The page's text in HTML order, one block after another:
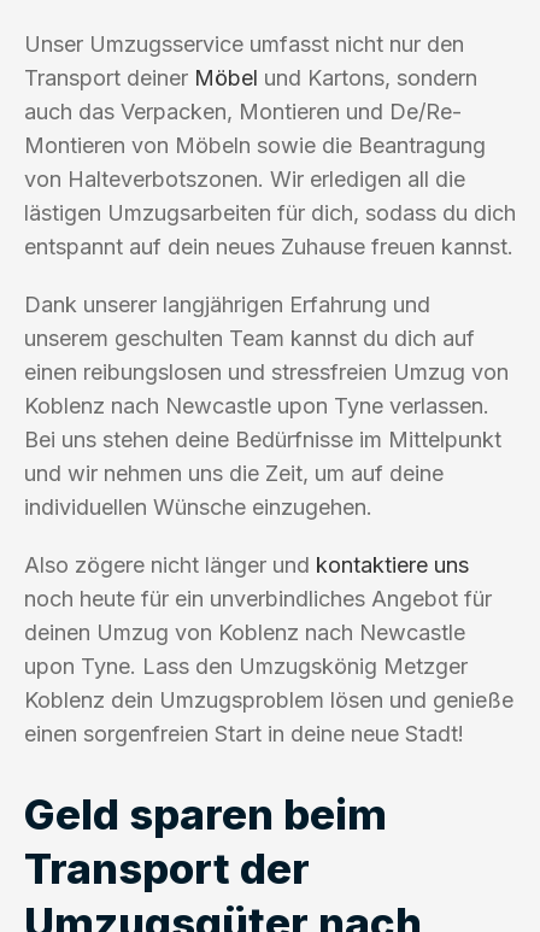
Unser Umzugsservice umfasst nicht nur den
Transport deiner Möbel und Kartons, sondern
auch das Verpacken, Montieren und De/Re-
Montieren von Möbeln sowie die Beantragung
von Halteverbotszonen. Wir erledigen all die
lästigen Umzugsarbeiten für dich, sodass du dich
entspannt auf dein neues Zuhause freuen kannst.
Dank unserer langjährigen Erfahrung und
unserem geschulten Team kannst du dich auf
einen reibungslosen und stressfreien Umzug von
Koblenz nach Newcastle upon Tyne verlassen.
Bei uns stehen deine Bedürfnisse im Mittelpunkt
und wir nehmen uns die Zeit, um auf deine
individuellen Wünsche einzugehen.
Also zögere nicht länger und kontaktiere uns
noch heute für ein unverbindliches Angebot für
deinen Umzug von Koblenz nach Newcastle
upon Tyne. Lass den Umzugskönig Metzger
Koblenz dein Umzugsproblem lösen und genieße
einen sorgenfreien Start in deine neue Stadt!
Geld sparen beim
Transport der